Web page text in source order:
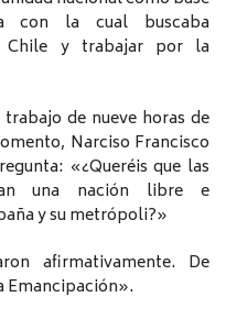
con la cual buscaba
Chile y trabajar por la
de nueve horas de
Narciso Francisco
«¿Queréis que las
una nación libre e
y su metrópoli?»
afirmativamente. De
Emancipación».